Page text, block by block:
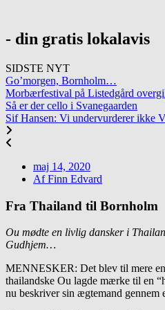
- din gratis lokalavis
SIDSTE NYT
Go’morgen, Bornholm…
Morbærfestival på Listedgård
Så er der cello i Svanegaarden
Sif Hansen: Vi undervurderer ikke
maj 14, 2020
AfFinn Edvard
Fra Thailand til Bornholm
Ou mødte en livlig dansker i
Gudhjem…
MENNESKER: Det blev til mere
thailandske Ou lagde mærke til en
nu beskriver sin ægtemand gennem